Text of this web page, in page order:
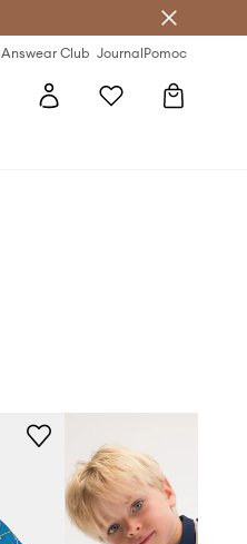
Answear Club JournalPomoc